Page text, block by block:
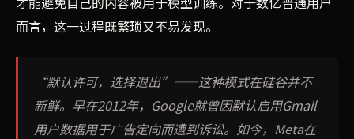
而言，这一过程既繁琐又不易发现。
“默认许可，选择退出”——这种模式在硅谷并不
新鲜。早在2012年，Google就曾因默认启用Gmail
用户数据用于广告定向而遭到诉讼。如今，Meta在